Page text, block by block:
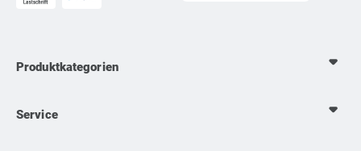
Produktkategorien
Service